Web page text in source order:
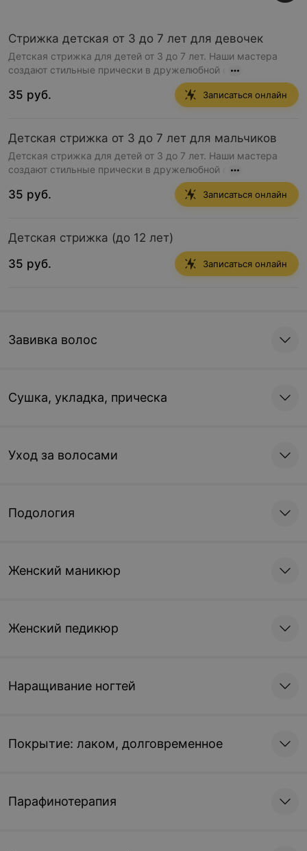
Стрижка детская от 3 до 7 лет для девочек
Детская стрижка для детей от 3 до 7 лет. Наши мастера
создают стильные прически в дружелюбной о
35 руб. Записаться онлайн
Детская стрижка от 3 до 7 лет для мальчиков
Детская стрижка для детей от 3 до 7 лет. Наши мастера
создают стильные прически в дружелюбной о
35 руб. Записаться онлайн
Детская стрижка (до 12 лет)
35 руб.
Записаться онлайн
Завивка волос
Сушка, укладка, прическа
Уход за волосами
Подология
Женский маникюр
Женский педикюр
Наращивание ногтей
Покрытие: лаком, долговременное
Парафинотерапия